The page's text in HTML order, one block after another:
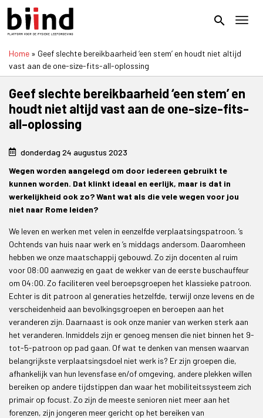
Overslaan
naar
inhoud
gaan
search
Home
Geef slechte bereikbaarheid ‘een stem’ en houdt niet altijd
vast aan de one-size-fits-all-oplossing
Geef slechte bereikbaarheid ‘een stem’ en
houdt niet altijd vast aan de one-size-fits-
all-oplossing
donderdag 24 augustus 2023
Wegen worden aangelegd om door iedereen gebruikt te
kunnen worden. Dat klinkt ideaal en eerlijk, maar is dat in
werkelijkheid ook zo? Want wat als die vele wegen voor jou
niet naar Rome leiden?
We leven en werken met velen in eenzelfde verplaatsingspatroon. ’s
Ochtends van huis naar werk en ’s middags andersom. Daaromheen
hebben we onze maatschappij gebouwd. Zo zijn docenten al ruim
voor 08:00 aanwezig en gaat de wekker van de eerste buschauffeur
om 04:00. Zo faciliteren veel beroepsgroepen het klassieke patroon.
Echter is dit patroon al generaties hetzelfde, terwijl onze levens en de
verscheidenheid aan bevolkingsgroepen en beroepen aan het
veranderen zijn. Daarnaast is ook onze manier van werken sterk aan
het veranderen. Inmiddels zijn er genoeg mensen die niet binnen het 9-
tot-5-patroon op pad gaan. Of wat te denken van mensen waarvan
belangrijkste verplaatsingsdoel niet werk is? Er zijn groepen die,
afhankelijk van hun levensfase en/of omgeving, andere plekken willen
bereiken op andere tijdstippen dan waar het mobiliteitssysteem zich
primair op focust. Zo zijn de meeste senioren niet meer aan het
forenzen, zijn jongeren meer gericht op het bereiken van